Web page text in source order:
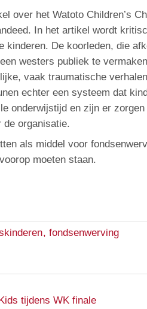
over het Watoto Children’s
In het artikel wordt
kinderen. De koorleden, die
westers publiek te
vaak traumatische
echter een systeem dat
onderwijstijd en zijn er zorgen
de organisatie.
als middel voor
moeten staan.
, fondsenwerving
tijdens WK finale